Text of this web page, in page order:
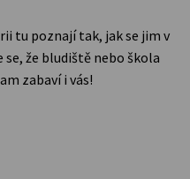
tu poznají tak, jak se jim v
že bludiště nebo škola
zabaví i vás!